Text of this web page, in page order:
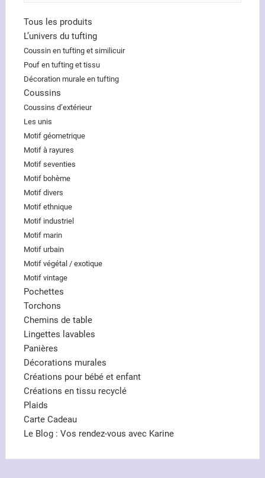
Tous les produits
L’univers du tufting
Coussin en tufting et similicuir
Pouf en tufting et tissu
Décoration murale en tufting
Coussins
Coussins d’extérieur
Les unis
Motif géometrique
Motif à rayures
Motif seventies
Motif bohème
Motif divers
Motif ethnique
Motif industriel
Motif marin
Motif urbain
Motif végétal / exotique
Motif vintage
Pochettes
Torchons
Chemins de table
Lingettes lavables
Panières
Décorations murales
Créations pour bébé et enfant
Créations en tissu recyclé
Plaids
Carte Cadeau
Le Blog : Vos rendez-vous avec Karine